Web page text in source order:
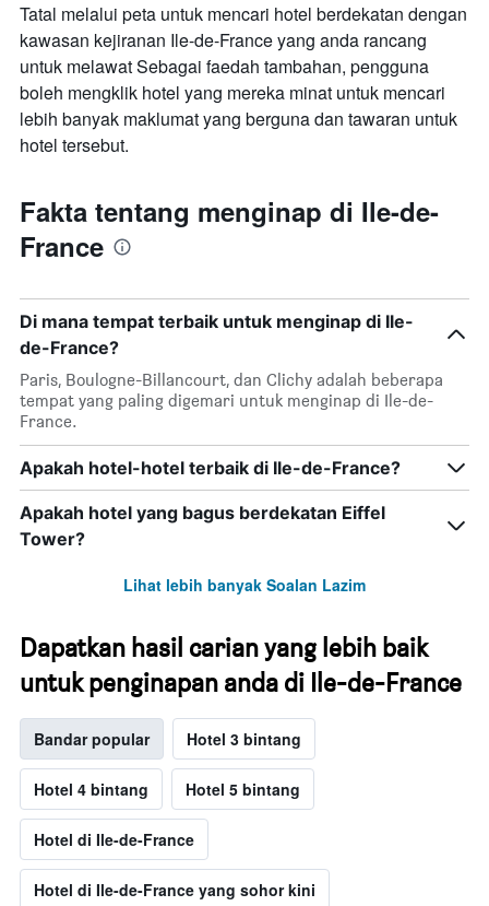
Tatal melalui peta untuk mencari hotel berdekatan dengan
kawasan kejiranan Ile-de-France yang anda rancang
untuk melawat Sebagai faedah tambahan, pengguna
boleh mengklik hotel yang mereka minat untuk mencari
lebih banyak maklumat yang berguna dan tawaran untuk
hotel tersebut.
Fakta tentang menginap di Ile-de-
France
Di mana tempat terbaik untuk menginap di Ile-
de-France?
Paris, Boulogne-Billancourt, dan Clichy adalah beberapa
tempat yang paling digemari untuk menginap di Ile-de-
France.
Apakah hotel-hotel terbaik di Ile-de-France?
Apakah hotel yang bagus berdekatan Eiffel
Tower?
Lihat lebih banyak Soalan Lazim
Dapatkan hasil carian yang lebih baik
untuk penginapan anda di Ile-de-France
Bandar popular Hotel 3 bintang
Hotel 4 bintang Hotel 5 bintang
Hotel di Ile-de-France
Hotel di Ile-de-France yang sohor kini